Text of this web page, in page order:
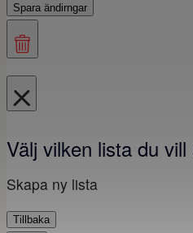
Spara ändirngar
Välj vilken lista du
Skapa ny lista
Tillbaka